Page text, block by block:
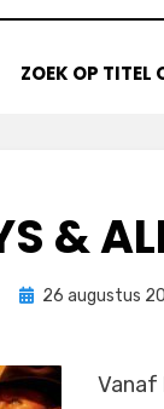
ZOEK OP TITEL
&
doorFilmofiel.nl
Geplaatst
26 augustus
Vanaf